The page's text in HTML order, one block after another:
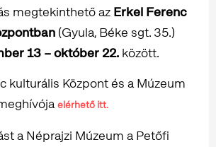
megtekinthető az Erkel Ferenc
(Gyula, Béke sgt. 35.)
13 – október 22. között.
kulturális Központ és a Múzeum
elérhető itt.
a Néprajzi Múzeum a Petőfi